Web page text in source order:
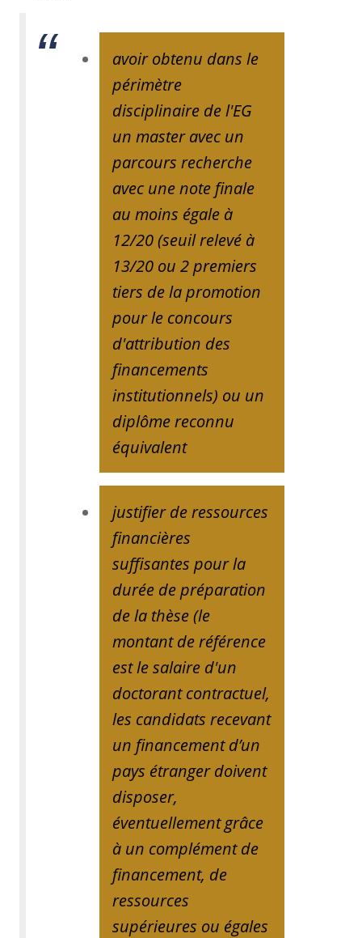
avoir obtenu dans le
périmètre
disciplinaire de l'EG
un master avec un
parcours recherche
avec une note finale
au moins égale à
12/20 (seuil relevé à
13/20 ou 2 premiers
tiers de la promotion
pour le concours
d'attribution des
financements
institutionnels) ou un
diplôme reconnu
équivalent
justifier de ressources
financières
suffisantes pour la
durée de préparation
de la thèse (le
montant de référence
est le salaire d'un
doctorant contractuel,
les candidats recevant
un financement d’un
pays étranger doivent
disposer,
éventuellement grâce
à un complément de
financement, de
ressources
supérieures ou égales